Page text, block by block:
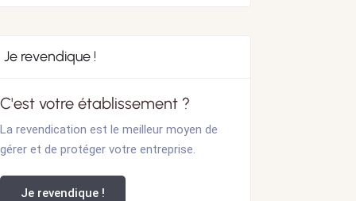
Je revendique !
C'est votre établissement ?
La revendication est le meilleur moyen de
gérer et de protéger votre entreprise.
Je revendique !